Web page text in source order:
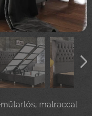
matraccal